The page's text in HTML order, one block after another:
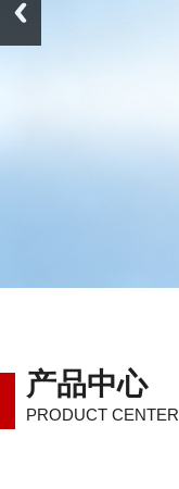
产品中心
PRODUCT CENTER